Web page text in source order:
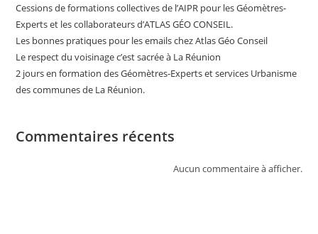
Cessions de formations collectives de l’AIPR pour les Géomètres-
Experts et les collaborateurs d’ATLAS GÉO CONSEIL.
Les bonnes pratiques pour les emails chez Atlas Géo Conseil
Le respect du voisinage c’est sacrée à La Réunion
2 jours en formation des Géomètres-Experts et services Urbanisme
des communes de La Réunion.
Commentaires récents
Aucun commentaire à afficher.